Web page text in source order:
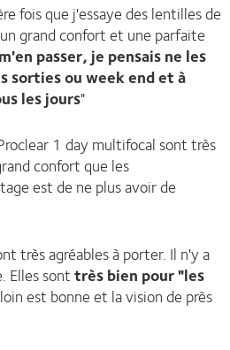
fois que j'essaye des lentilles de
grand confort et une parfaite
passer, je pensais ne les
sorties ou week end et à
les jours"
1 day multifocal sont très
confort que les
est de ne plus avoir de
très agréables à porter. Il n'y a
Elles sonttrès bien pour "les
est bonne et la vision de près